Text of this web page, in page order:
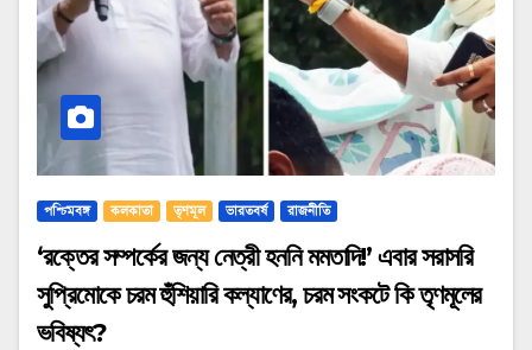
পশ্চিমবঙ্গ কলকাতা তৃণমূল ভারতবর্ষ রাজনীতি
‘রক্তের সম্পর্কের জন্য নেত্রী হননি মমতাদি!’ এবার সরাসরি
সুপ্রিমোকে চরম হুঁশিয়ারি কল্যাণের, চরম সংকটে কি তৃণমূলের
ভবিষ্যৎ?